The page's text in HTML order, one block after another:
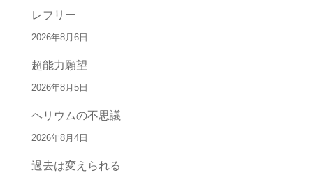
レフリー
2026年8月6日
超能力願望
2026年8月5日
ヘリウムの不思議
2026年8月4日
過去は変えられる